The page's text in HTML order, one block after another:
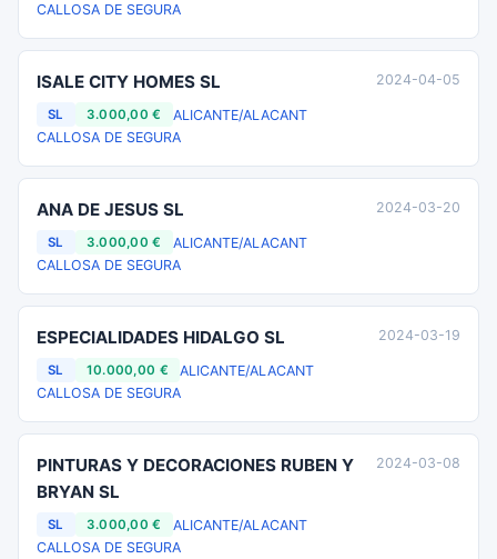
CALLOSA DE SEGURA
ISALE CITY HOMES SL
SL 3.000,00 €
ALICANTE/ALACANT
CALLOSA DE SEGURA
2024-04-05
ANA DE JESUS SL
SL 3.000,00 €
ALICANTE/ALACANT
CALLOSA DE SEGURA
2024-03-20
ESPECIALIDADES HIDALGO SL
SL 10.000,00 €
ALICANTE/ALACANT
CALLOSA DE SEGURA
2024-03-19
PINTURAS Y DECORACIONES RUBEN Y
BRYAN SL
SL 3.000,00 €
ALICANTE/ALACANT
CALLOSA DE SEGURA
2024-03-08